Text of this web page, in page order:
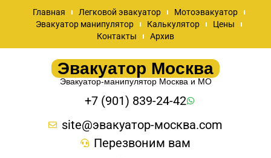
Главная Легковой эвакуатор
Мотоэвакуатор
Эвакуатор манипулятор
Калькулятор
Цены
Контакты
Архив
Эвакуатор Москва
Эвакуатор-манипулятор Москва и МО
+7 (901) 839-24-42
site@эвакуатор-москва.com
Перезвоним вам